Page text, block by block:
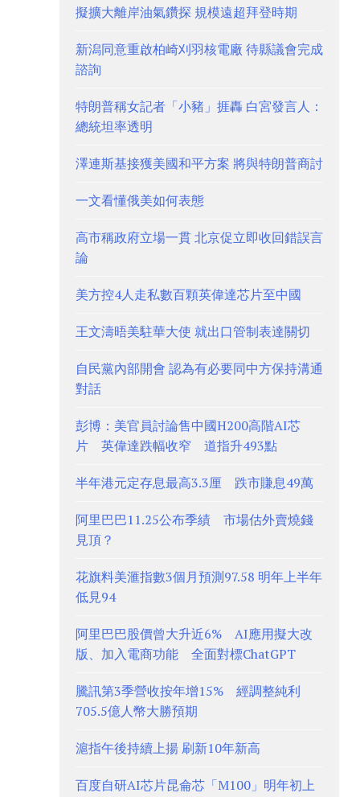
擬擴大離岸油氣鑽探 規模遠超拜登時期
新潟同意重啟柏崎刈羽核電廠 待縣議會完成
諮詢
特朗普稱女記者「小豬」捱轟 白宮發言人：
總統坦率透明
澤連斯基接獲美國和平方案 將與特朗普商討
一文看懂俄美如何表態
高市稱政府立場一貫 北京促立即收回錯誤言
論
美方控4人走私數百顆英偉達芯片至中國
王文濤晤美駐華大使 就出口管制表達關切
自民黨內部開會 認為有必要同中方保持溝通
對話
彭博：美官員討論售中國H200高階AI芯
片 英偉達跌幅收窄 道指升493點
半年港元定存息最高3.3厘 跌市賺息49萬
阿里巴巴11.25公布季績 市場估外賣燒錢
見頂？
花旗料美滙指數3個月預測97.58 明年上半年
低見94
阿里巴巴股價曾大升近6% AI應用擬大改
版、加入電商功能 全面對標ChatGPT
騰訊第3季營收按年增15% 經調整純利
705.5億人幣大勝預期
滬指午後持續上揚 刷新10年新高
百度自研AI芯片昆侖芯「M100」明年初上